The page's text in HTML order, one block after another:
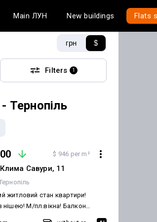
Main ЛУН New buildings Flats
грн $
Filters 1
Тернопіль
$ 946 per m²
Савури, 11
житловий стан квартири!
нішею! М/пл.вікна! Балкон